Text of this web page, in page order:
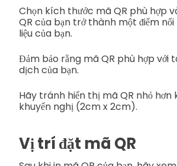
Chọn kích thước mã QR phù hợp
QR của bạn trở thành một điểm
liệu của bạn.
Đảm bảo rằng mã QR phù hợp với
dịch của bạn.
Hãy tránh hiển thị mã QR nhỏ hơn
khuyến nghị (2cm x 2cm).
Vị trí đặt mã QR